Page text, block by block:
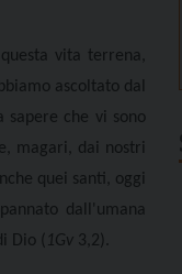
vita terrena,
ascoltato dal
sapere che vi sono
magari, dai nostri
quei santi, oggi
dall'umana
Dio (
1Gv 3,2).